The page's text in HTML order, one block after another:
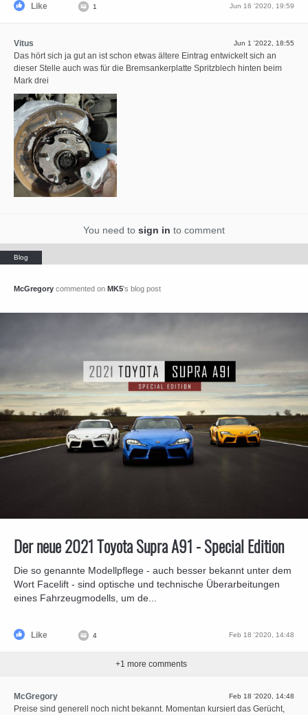
Jun 16 '2020, 19:59
Like 1
Jun 1 '2022, 18:55
Vitus
Das hört sich ja gut an ist schon etwas ältere Eintrag entwickelt sich an
dieser Stelle auch was für die Bremsankerplatte Spritzblech hinten beim
Mark drei
You need to sign in to comment
McGregory commented on MK5's blog post
Der neue 2021 Toyota Supra A91 - Special Edition
Die so genannte Modellpflege - auch besser bekannt unter dem
Wort Facelift - sind optische und technische Überarbeitungen
eines Fahrzeugmodells, um de...
Feb 18 '2020, 14:48
Like 4
+1 more comments
Feb 18 '2020, 14:48
McGregory
Preise sind generell noch nicht bekannt. Momentan kursiert das Gerücht,